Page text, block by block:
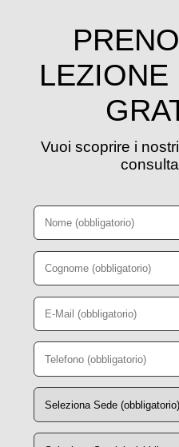
LEZIONE
Vuoi scoprire i